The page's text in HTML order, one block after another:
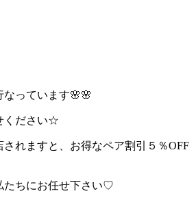
っています🌸🌸
ください☆
れますと、お得なペア割引５％OFF
たちにお任せ下さい♡